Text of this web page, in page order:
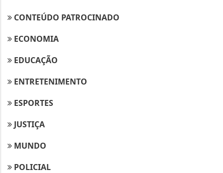
CONTEÚDO PATROCINADO
ECONOMIA
EDUCAÇÃO
ENTRETENIMENTO
ESPORTES
JUSTIÇA
MUNDO
POLICIAL